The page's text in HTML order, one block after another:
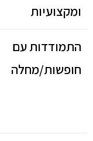
ומקצועיות
התמודדות עם
חופשות/מחלה